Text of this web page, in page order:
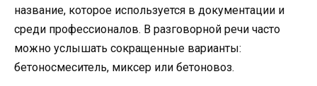
название, которое используется в документации и
среди профессионалов. В разговорной речи часто
можно услышать сокращенные варианты:
бетоносмеситель, миксер или бетоновоз.